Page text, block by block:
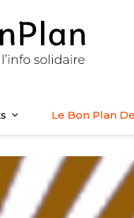
Le Bon Plan